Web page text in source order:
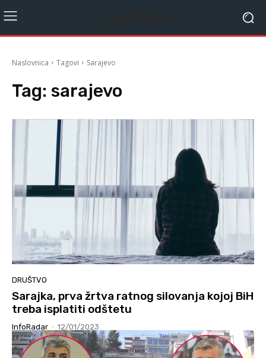
Naslovnica Tagovi Sarajevo
Tag: sarajevo
DRUŠTVO
Sarajka, prva žrtva ratnog silovanja kojoj BiH
treba isplatiti odštetu
InfoRadar - 12/01/2023